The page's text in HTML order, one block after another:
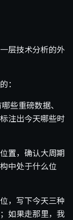
层技术分析的外
：
些重磅数据、
注出今天哪些时
置，确认大周期
中处于什么位
，写下今天三种
如果走那里，我